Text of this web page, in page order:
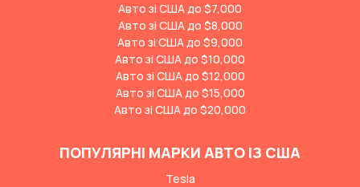
Авто зі США до $7,000
Авто зі США до $8,000
Авто зі США до $9,000
Авто зі США до $10,000
Авто зі США до $12,000
Авто зі США до $15,000
Авто зі США до $20,000
ПОПУЛЯРНІ МАРКИ АВТО ІЗ США
Tesla